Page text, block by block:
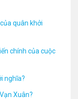
quân khởi
chính của cuộc
nghĩa?
Xuân?